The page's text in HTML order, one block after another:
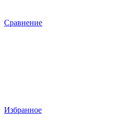
Сравнение
Избранное